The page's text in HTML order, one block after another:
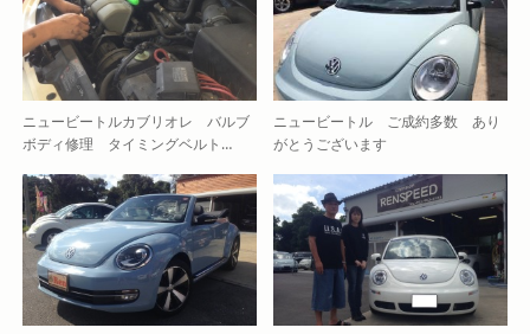
ニュービートルカブリオレ バルブ
ボディ修理 タイミングベルト…
ニュービートル ご成約多数 あり
がとうございます